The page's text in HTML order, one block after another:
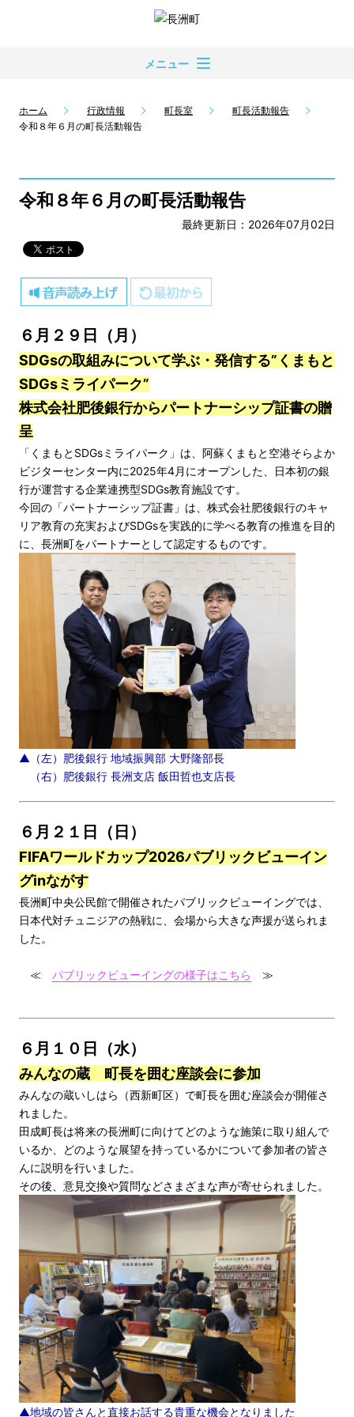
メニュー
ホーム 行政情報 町長室
町長活動報告
令和８年６月の町長活動報告
令和８年６月の町長活動報告
最終更新日：2026年07月02日
６月２９日（月）
SDGsの取組みについて学ぶ・発信する”くまもと
SDGsミライパーク”
株式会社肥後銀行からパートナーシップ証書の贈
呈
「くまもとSDGsミライパーク」は、阿蘇くまもと空港そらよか
ビジターセンター内に2025年4月にオープンした、日本初の銀
行が運営する企業連携型SDGs教育施設です。
今回の「パートナーシップ証書」は、株式会社肥後銀行のキャ
リア教育の充実およびSDGsを実践的に学べる教育の推進を目的
に、長洲町をパートナーとして認定するものです。
▲（左）肥後銀行 地域振興部 大野隆部長
（右）肥後銀行 長洲支店 飯田哲也支店長
６月２１日（日）
FIFAワールドカップ2026パブリックビューイン
グinながす
長洲町中央公民館で開催されたパブリックビューイングでは、
日本代対チュニジアの熱戦に、会場から大きな声援が送られま
した。
≪ パブリックビューイングの様子はこちら ≫
６月１０日（水）
みんなの蔵 町長を囲む座談会に参加
みんなの蔵いしはら（西新町区）で町長を囲む座談会が開催さ
れました。
田成町長は将来の長洲町に向けてどのような施策に取り組んで
いるか、どのような展望を持っているかについて参加者の皆さ
んに説明を行いました。
その後、意見交換や質問などさまざまな声が寄せられました。
▲地域の皆さんと直接お話する貴重な機会となりました